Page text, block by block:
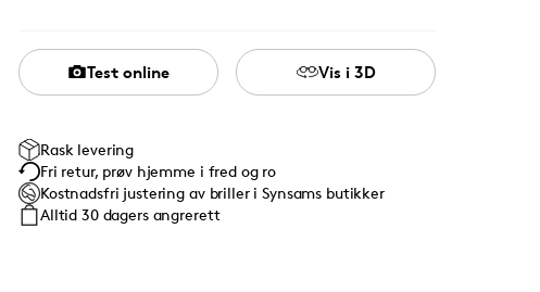
Test online Vis i 3D
Rask levering
Fri retur, prøv hjemme i fred og ro
Kostnadsfri justering av briller i Synsams butikker
Alltid 30 dagers angrerett